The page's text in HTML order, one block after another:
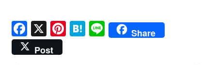
Facebook
X Pinterest
Hatena
LineShare
Post